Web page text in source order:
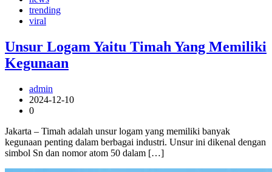
trending
viral
Unsur Logam Yaitu Timah Yang Memiliki
Kegunaan
admin
2024-12-10
0
Jakarta – Timah adalah unsur logam yang memiliki banyak
kegunaan penting dalam berbagai industri. Unsur ini dikenal dengan
simbol Sn dan nomor atom 50 dalam […]